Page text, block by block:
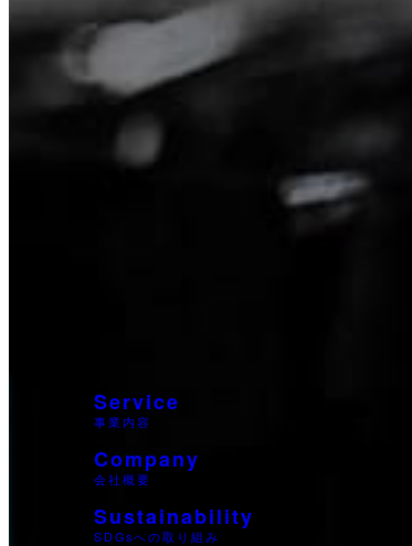
Service
事業内容
Company
会社概要
Sustainability
SDGsへの取り組み